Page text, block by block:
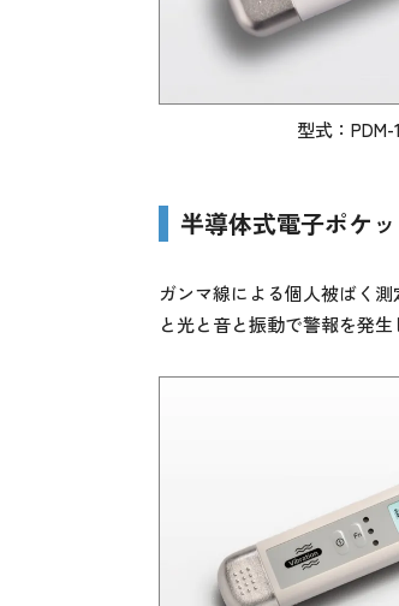
型式：PDM-
半導体式電子ポケ
ガンマ線による個人被ばく
と光と音と振動で警報を発生